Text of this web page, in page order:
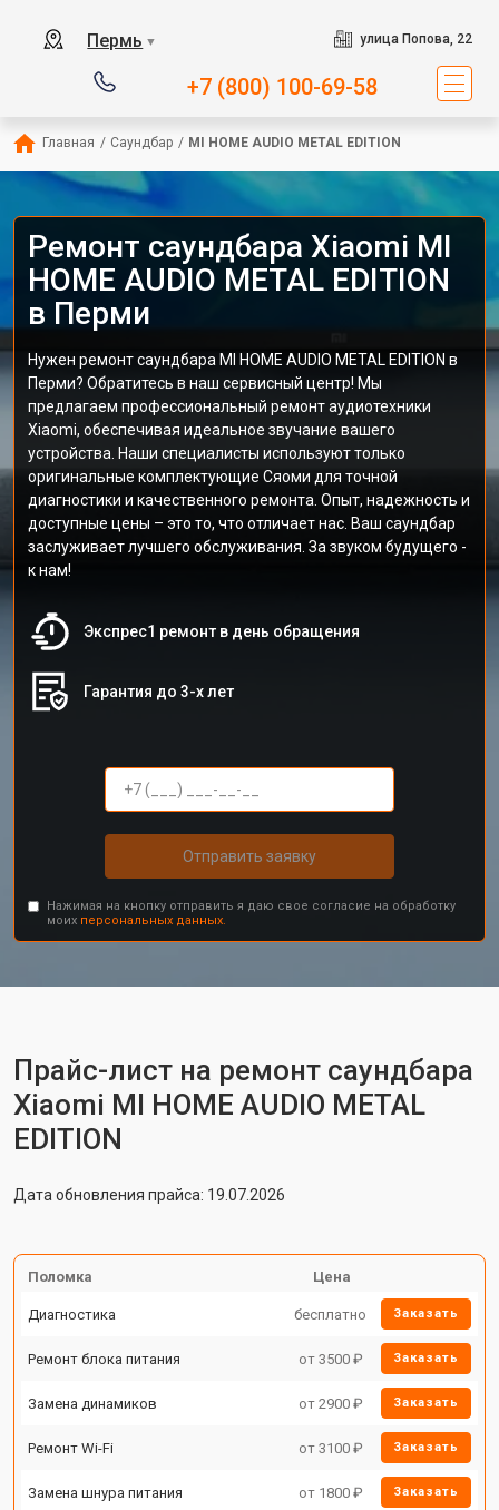
Пермь ▼ улица Попова, 22
+7 (800) 100-69-58
Главная / Саундбар / MI HOME AUDIO METAL EDITION
Ремонт саундбара Xiaomi MI
HOME AUDIO METAL EDITION
в Перми
Нужен ремонт саундбара MI HOME AUDIO METAL EDITION в
Перми? Обратитесь в наш сервисный центр! Мы
предлагаем профессиональный ремонт аудиотехники
Xiaomi, обеспечивая идеальное звучание вашего
устройства. Наши специалисты используют только
оригинальные комплектующие Сяоми для точной
диагностики и качественного ремонта. Опыт, надежность и
доступные цены – это то, что отличает нас. Ваш саундбар
заслуживает лучшего обслуживания. За звуком будущего -
к нам!
Экспрес1 ремонт в день обращения
Гарантия до 3-х лет
Отправить заявку
Нажимая на кнопку отправить я даю свое согласие на обработку
моих персональных данных.
Прайс-лист на ремонт саундбара
Xiaomi MI HOME AUDIO METAL
EDITION
Дата обновления прайса: 19.07.2026
Поломка Цена
Диагностика бесплатно Заказать
Ремонт блока питания от 3500 ₽ Заказать
Замена динамиков от 2900 ₽ Заказать
Ремонт Wi-Fi от 3100 ₽ Заказать
Замена шнура питания от 1800 ₽ Заказать